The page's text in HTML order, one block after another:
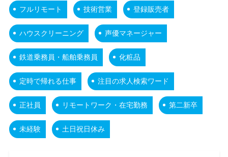
フルリモート 技術営業 登録販売者
ハウスクリーニング 声優マネージャー
鉄道乗務員・船舶乗務員 化粧品
定時で帰れる仕事 注目の求人検索ワード
正社員 リモートワーク・在宅勤務 第二新卒
未経験 土日祝日休み